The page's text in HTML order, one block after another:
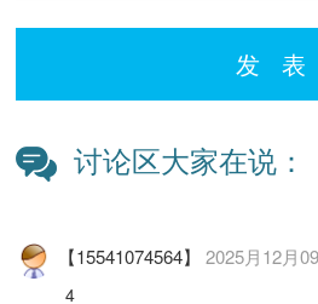
发 表
讨论区大家在说：
【15541074564】2025月12月
4